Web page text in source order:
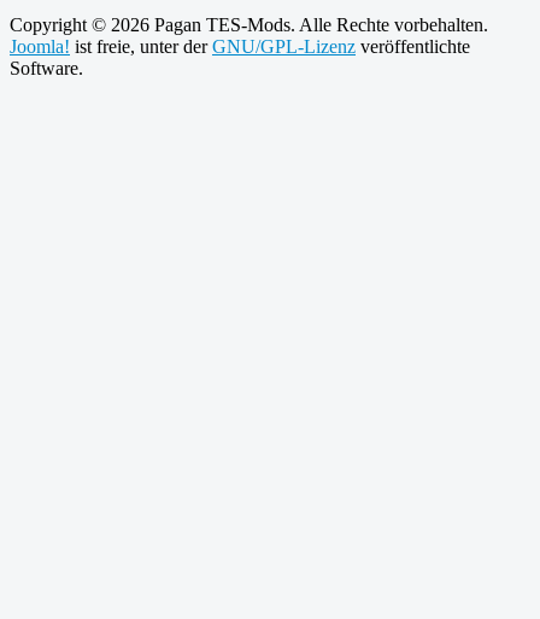
Copyright © 2026 Pagan TES-Mods. Alle Rechte vorbehalten.
Joomla! ist freie, unter derGNU/GPL-Lizenz veröffentlichte
Software.